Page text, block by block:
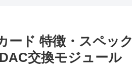
ード 特徴・スペック
交換モジュール